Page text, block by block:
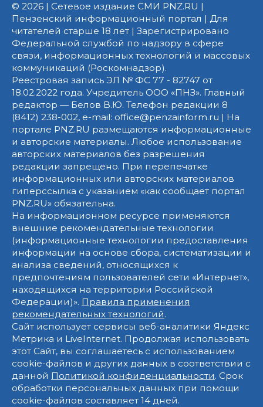
© 2026 | Сетевое издание СМИ PNZ.RU |
Пензенский информационный портал | Для
читателей старше 18 лет | Зарегистрировано
Федеральной службой по надзору в сфере
связи, информационных технологий и массовых
коммуникаций (Роскомнадзор).
Реестровая запись ЭЛ № ФС 77 - 82747 от
18.02.2022 года. Учредитель ООО «ПНЗ». Главный
редактор — Белов В.Ю. Телефон редакции 8
(8412) 238-002, e-mail: office@penzainform.ru | На
портале PNZ.RU размещаются информационные
и авторские материалы. Любое использование
авторских материалов без разрешения
редакции запрещено. При перепечатке
информационных или авторских материалов
гиперссылка с указанием «как сообщает портал
PNZ.RU» обязательна.
На информационном ресурсе применяются
внешние рекомендательные технологии
(информационные технологии предоставления
информации на основе сбора, систематизации и
анализа сведений, относящихся к
предпочтениям пользователей сети «Интернет»,
находящихся на территории Российской
Федерации)». Правила применения
рекомендательных технологий.
Сайт использует сервисы веб-аналитики Яндекс
Метрика и LiveInternet. Продолжая использовать
этот Сайт, вы соглашаетесь с использованием
cookie-файлов и других данных в соответствии с
данной Политикой конфиденциальности. Срок
обработки персональных данных при помощи
cookie-файлов составляет 14 дней.